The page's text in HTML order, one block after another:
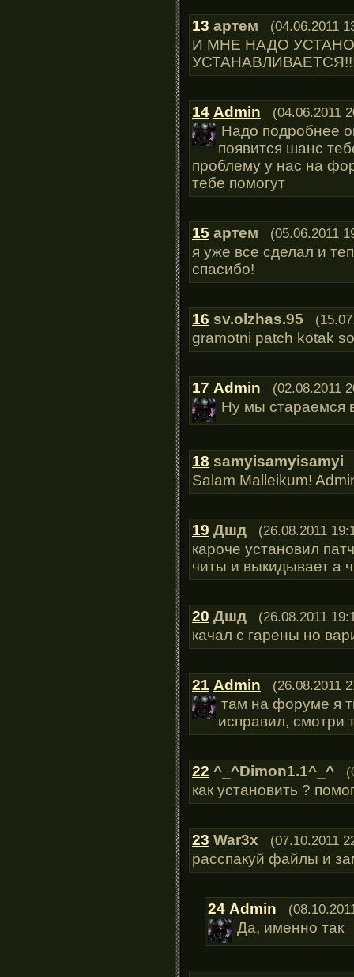
13 артем (04.06.2011
И МНЕ НАДО
14 Admin (04.06.2011
Надо подробнее
появится шанс
проблему у нас на
тебе помогут
15 артем (05.06.2011
я уже все сделал и
спасибо!
16 sv.olzhas.95
gramotni patch kotak
17 Admin (02.08.2011
Ну мы стараемся
18 samyisamyisamyi
Salam Malleikum!
19 Дшд (26.08.2011
кароче установил
читы и выкидывает а
20 Дшд (26.08.2011
качал с гарены но
21 Admin (26.08.2011
там на форуме я
исправил, смотри
22 ^_^Dimon1.1^_^
как установить ?
23 War3x (07.10.2011
расспакуй файлы и
24 Admin
Да, именно так